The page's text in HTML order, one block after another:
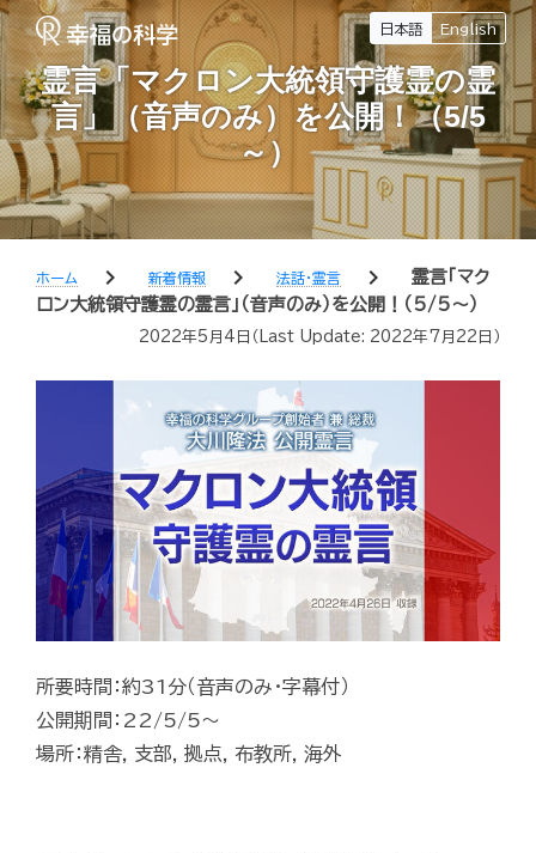
日本語 English
霊言「マクロン大統領守護霊の霊
言」（音声のみ）を公開！（5/5
～）
ホーム chevron_right 新着情報 chevron_right 法話・霊言 chevron_right
霊言「マク
ロン大統領守護霊の霊言」（音声のみ）を公開！（5/5～）
2022年5月4日 （Last Update: 2022年7月22日 ）
所要時間：約31分（音声のみ・字幕付）
公開期間：22/5/5～
場所：精舎, 支部, 拠点, 布教所, 海外